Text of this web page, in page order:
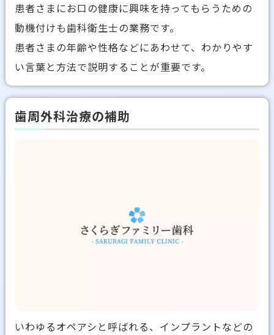
患者さまにお口の健康に興味を持ってもらうための
動機付けも歯科衛生士の業務です。
患者さまの年齢や性格などにあわせて、わかりやす
い言葉と方法で説明することが重要です。
歯周外科治療の補助
いわゆるオペアシと呼ばれる、インプラントなどの